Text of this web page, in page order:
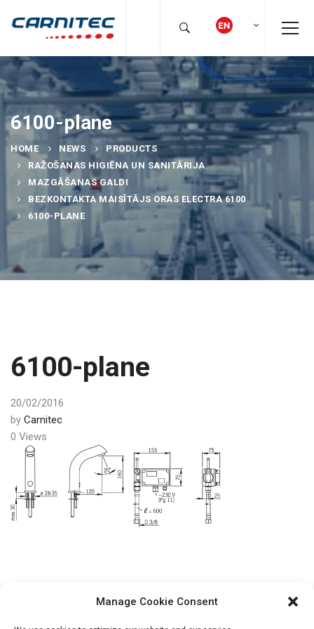
Manage Cookie Consent
6100-plane
HOME NEWS
PRODUCTS
RAŽOŠANAS HIGIĒNA UN SANITĀRIJA
MAZGĀŠANAS GALDI
BEZKONTAKTA MAISĪTĀJS ORAS ELECTRA 6100
6100-PLANE
6100-plane
20/02/2016
by Carnitec
0 Views